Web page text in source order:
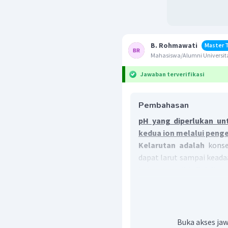
B. Rohmawati
Master
Mahasiswa/Alumni
Jawaban terverifikasi
Pembahasan
pH yang diperlukan
kedua ion melalui
Kelarutan adalah
dapat larut sampai
Untuk mencapai
mengendap terlebih
Buka akses